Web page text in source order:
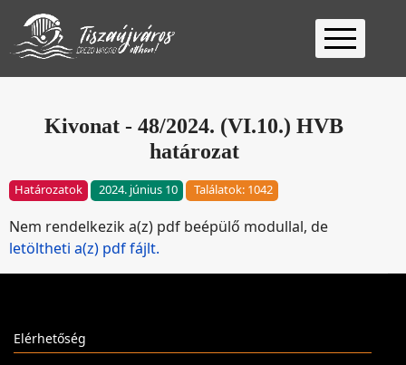
Kezdőlap
Ügyfélfogadás
Kivonat - 48/2024. (VI.10.) HVB
határozat
Határozatok 2024. június 10 Találatok: 1042
Nem rendelkezik a(z) pdf beépülő modullal, de
letöltheti a(z) pdf fájlt.
Elérhetőség